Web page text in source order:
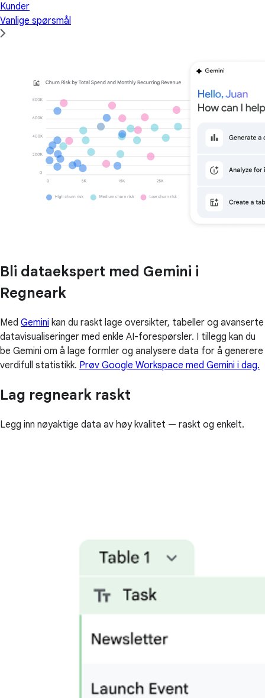
Kunder
Vanlige spørsmål
Bli dataekspert med Gemini i
Regneark
Med Gemini kan du raskt lage oversikter, tabeller og avanserte
datavisualiseringer med enkle AI-forespørsler. I tillegg kan du
be Gemini om å lage formler og analysere data for å generere
verdifull statistikk. Prøv Google Workspace med Gemini i dag.
Lag regneark raskt
Legg inn nøyaktige data av høy kvalitet — raskt og enkelt.